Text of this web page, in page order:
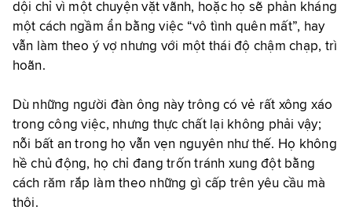
dội chỉ vì một chuyện vặt vãnh, hoặc họ sẽ phản kháng
một cách ngầm ẩn bằng việc “vô tình quên mất”, hay
vẫn làm theo ý vợ nhưng với một thái độ chậm chạp, trì
hoãn.
Dù những người đàn ông này trông có vẻ rất xông xáo
trong công việc, nhưng thực chất lại không phải vậy;
nỗi bất an trong họ vẫn vẹn nguyên như thế. Họ không
hề chủ động, họ chỉ đang trốn tránh xung đột bằng
cách răm rắp làm theo những gì cấp trên yêu cầu mà
thôi.